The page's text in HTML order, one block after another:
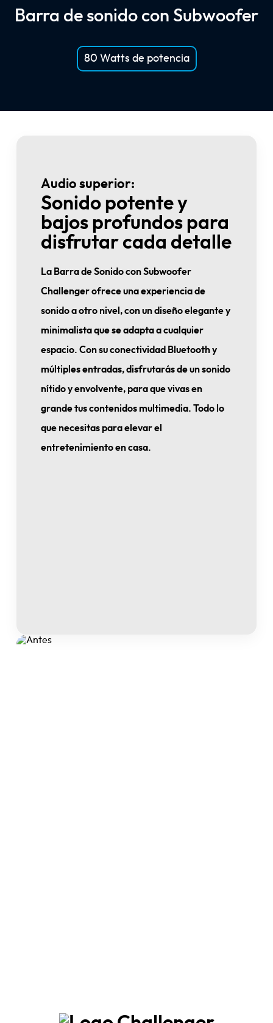
Barra de sonido con Subwoofer
80 Watts de potencia
Audio superior:
Sonido potente y
bajos profundos para
disfrutar cada detalle
La Barra de Sonido con Subwoofer
Challenger ofrece una experiencia de
sonido a otro nivel, con un diseño elegante y
minimalista que se adapta a cualquier
espacio. Con su conectividad Bluetooth y
múltiples entradas, disfrutarás de un sonido
nítido y envolvente, para que vivas en
grande tus contenidos multimedia. Todo lo
que necesitas para elevar el
entretenimiento en casa.